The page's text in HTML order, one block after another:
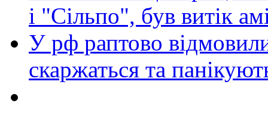
і "Сільпо", був витік
У рф раптово
скаржаться та